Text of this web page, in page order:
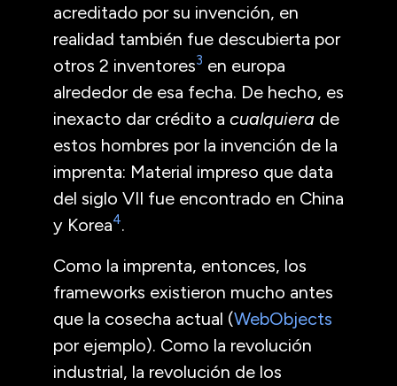
acreditado por su invención, en
realidad también fue descubierta por
otros 2 inventores3 en europa
alrededor de esa fecha. De hecho, es
inexacto dar crédito a cualquiera de
estos hombres por la invención de la
imprenta: Material impreso que data
del siglo VII fue encontrado en China
y Korea4.
Como la imprenta, entonces, los
frameworks existieron mucho antes
que la cosecha actual (WebObjects
por ejemplo). Como la revolución
industrial, la revolución de los